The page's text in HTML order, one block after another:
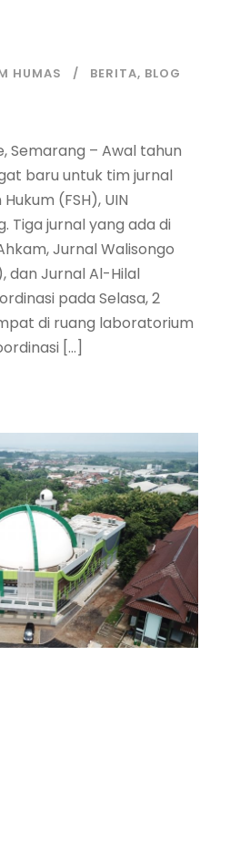
HUMAS BERITA, BLOG
Semarang – Awal tahun
baru untuk tim jurnal
(FSH), UIN
Tiga jurnal yang ada di
Jurnal Walisongo
dan Jurnal Al-Hilal
pada Selasa, 2
di ruang laboratorium
[…]